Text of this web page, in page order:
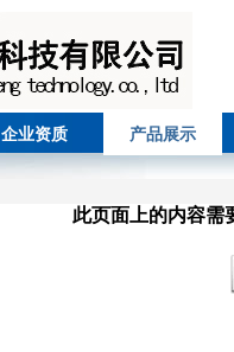
企业资质 产品展示
此页面上的内容需